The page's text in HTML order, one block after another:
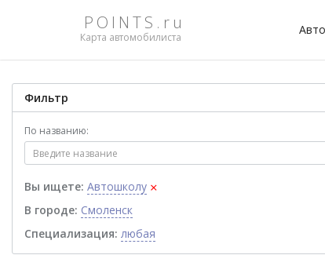
POINTS.ru
Карта автомобилиста
Фильтр
По названию:
Вы ищете: Автошколу ×
В городе: Смоленск
Специализация: любая